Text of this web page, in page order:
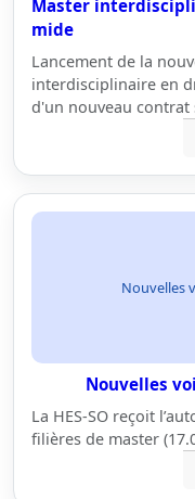
Master
mide
Lancement de la
interdisciplinaire en
d'un nouveau contrat
Nouvelles
Nouvelles
La HES-SO reçoit
filières de master